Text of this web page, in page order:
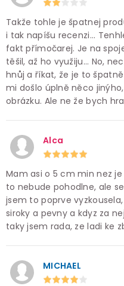
Takže tohle je špatnej
i tak napíšu recenzi...
fakt přímočarej. Je na
těšil, až ho využiju... No,
hnůj a říkat, že je to
mi došlo úplně něco
obrázku. Ale ne že bych
Alca
Mam asi o 5 cm min nez
to nebude pohodlne, ale
jsem to poprve
siroky a pevny a kdyz za
taky jsem rada, ze ladi ke
MICHAEL